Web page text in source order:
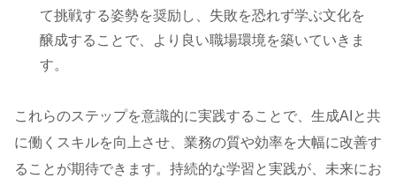
て挑戦する姿勢を奨励し、失敗を恐れず学ぶ文化を
醸成することで、より良い職場環境を築いていきま
す。
これらのステップを意識的に実践することで、生成AIと共
に働くスキルを向上させ、業務の質や効率を大幅に改善す
ることが期待できます。持続的な学習と実践が、未来にお